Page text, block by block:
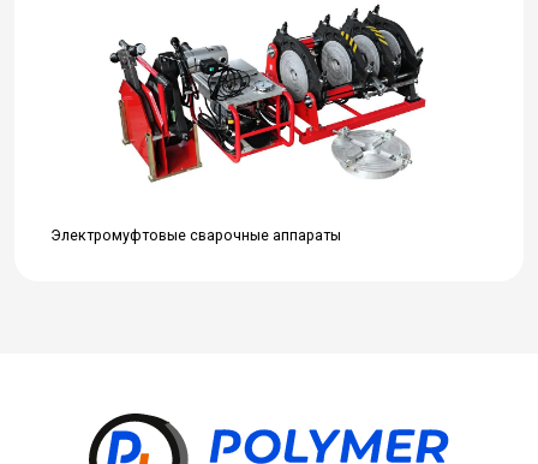
Электромуфтовые сварочные аппараты